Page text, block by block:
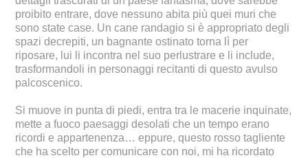
proibito entrare, dove nessuno abita più quei muri che
sono state case. Un cane randagio si è appropriato degli
spazi decrepiti, un bagnante ostinato torna lì per
riposare, lui li incontra nel suo perlustrare e li include,
trasformandoli in personaggi recitanti di questo avulso
palcoscenico.
Si muove in punta di piedi, entra tra le macerie inquinate,
mette a fuoco paesaggi desolati che un tempo erano
ricordi e appartenenza… eppure, questo rosso tagliente
che ha scelto per comunicare con noi, mi ha ricordato